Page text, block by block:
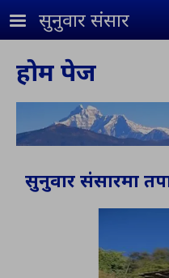
Skip to main content
सुनुवार संसार
होम पेज
सुनुवार संसारमा